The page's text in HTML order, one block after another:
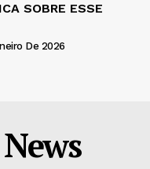
SOBRE ESSE
De 2026